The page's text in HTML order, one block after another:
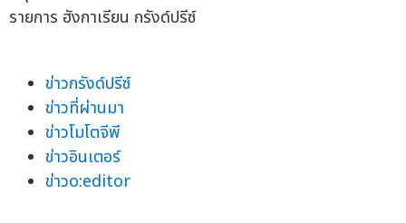
รายการ ฮังกาเรียน กรังด์ปรีซ์
ข่าวกรังด์ปรีซ์
ข่าวที่ผ่านมา
ข่าวโมโตจีพี
ข่าวอินเตอร์
ข่าวo:editor